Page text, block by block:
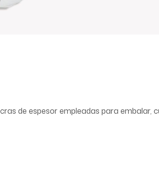
de espesor empleadas para embalar,